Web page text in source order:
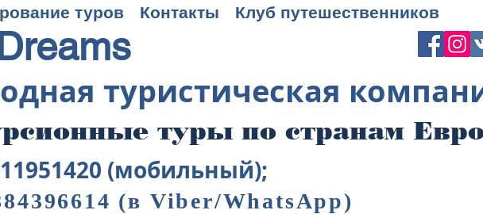
туров Контакты Клуб путешественников
туристическая
(мобильный);
(в Viber/WhatsApp)
туры по странам